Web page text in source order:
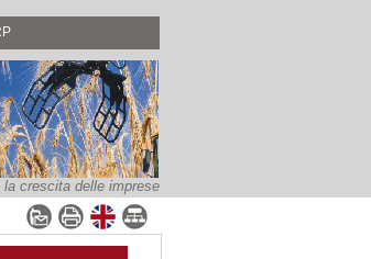
crescita delle imprese